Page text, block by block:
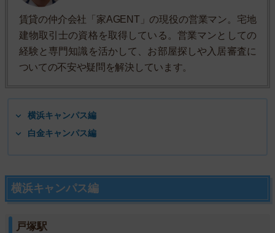
賃貸の仲介会社「家AGENT」の現役の営業マン。宅地
建物取引士の資格を取得している。営業マンとしての
経験と専門知識を活かして、お部屋探しや入居審査に
ついての不安や疑問を解決しています。
横浜キャンパス編
白金キャンパス編
横浜キャンパス編
戸塚駅